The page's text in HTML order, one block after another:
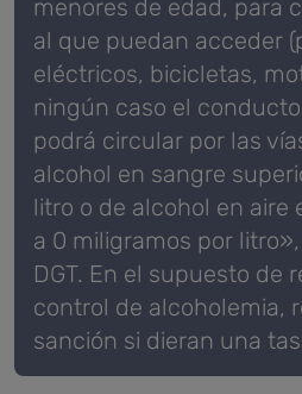
menores de edad, para
al que puedan acceder
eléctricos, bicicletas,
ningún caso el
podrá circular por las
alcohol en sangre
litro o de alcohol en aire
a 0 miligramos por
DGT. En el supuesto de
control de alcoholemia,
sanción si dieran una